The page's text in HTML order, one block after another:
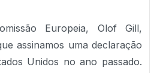
Europeia, Olof Gill,
assinamos uma declaração
Unidos no ano passado.